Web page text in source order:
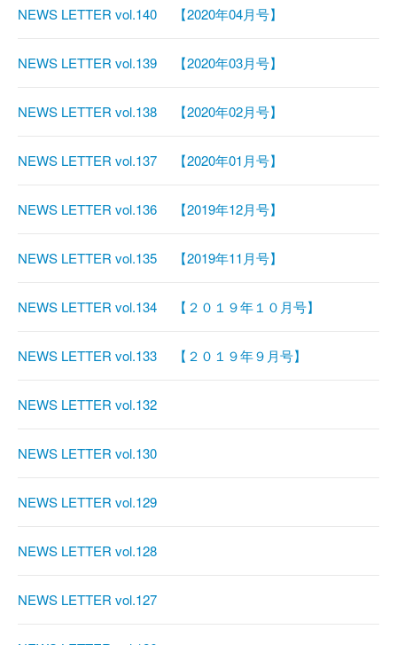
NEWS LETTER vol.140 【2020年04月号】
NEWS LETTER vol.139 【2020年03月号】
NEWS LETTER vol.138 【2020年02月号】
NEWS LETTER vol.137 【2020年01月号】
NEWS LETTER vol.136 【2019年12月号】
NEWS LETTER vol.135 【2019年11月号】
NEWS LETTER vol.134 【２０１９年１０月号】
NEWS LETTER vol.133 【２０１９年９月号】
NEWS LETTER vol.132
NEWS LETTER vol.130
NEWS LETTER vol.129
NEWS LETTER vol.128
NEWS LETTER vol.127